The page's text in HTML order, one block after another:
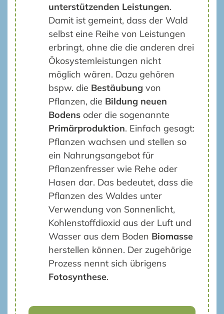
unterstützenden Leistungen.
Damit ist gemeint, dass der Wald
selbst eine Reihe von Leistungen
erbringt, ohne die die anderen drei
Ökosystemleistungen nicht
möglich wären. Dazu gehören
bspw. die Bestäubung von
Pflanzen, die Bildung neuen
Bodens oder die sogenannte
Primärproduktion. Einfach gesagt:
Pflanzen wachsen und stellen so
ein Nahrungsangebot für
Pflanzenfresser wie Rehe oder
Hasen dar. Das bedeutet, dass die
Pflanzen des Waldes unter
Verwendung von Sonnenlicht,
Kohlenstoffdioxid aus der Luft und
Wasser aus dem Boden Biomasse
herstellen können. Der zugehörige
Prozess nennt sich übrigens
Fotosynthese.